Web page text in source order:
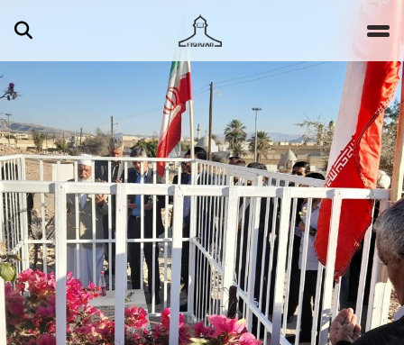
مقالات تصاویر
ویدیوها دسته‌بندی‌ها
جستجو ...